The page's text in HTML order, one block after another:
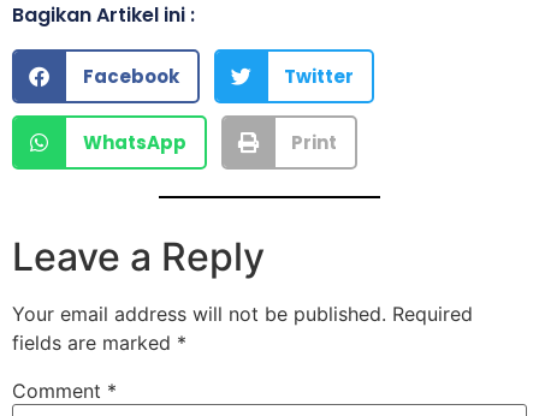
Bagikan Artikel ini :
Facebook Twitter
WhatsApp Print
Leave a Reply
Your email address will not be published. Required
fields are marked *
Comment *